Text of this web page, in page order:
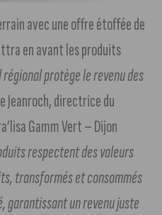
avec une offre étoffée de
en avant les produits
protège le revenu des
Jeanroch, directrice du
Gamm Vert – Dijon
respectent des valeurs
transformés et consommés
garantissant un revenu juste